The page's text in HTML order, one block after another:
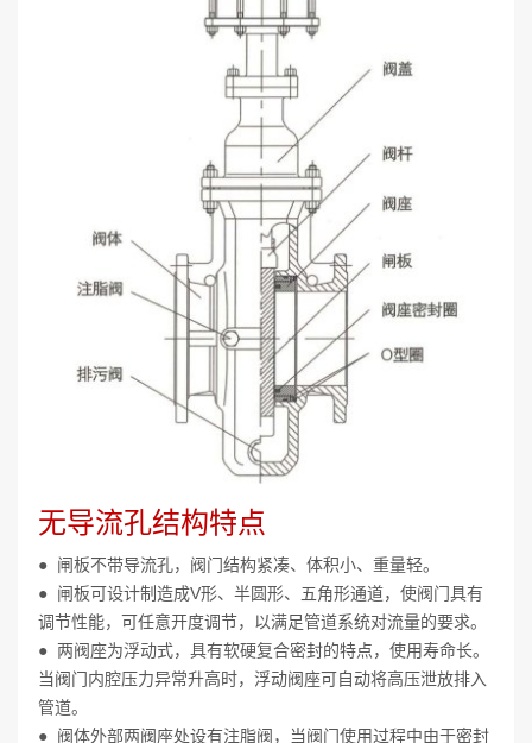
无导流孔结构特点
● 闸板不带导流孔，阀门结构紧凑、体积小、重量轻。
● 闸板可设计制造成V形、半圆形、五角形通道，使阀门具有
调节性能，可任意开度调节，以满足管道系统对流量的要求。
● 两阀座为浮动式，具有软硬复合密封的特点，使用寿命长。
当阀门内腔压力异常升高时，浮动阀座可自动将高压泄放排入
管道。
● 阀体外部两阀座处设有注脂阀，当阀门使用过程中由于密封